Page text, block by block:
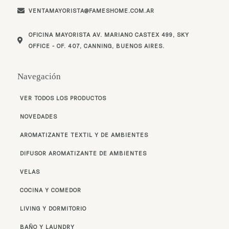
Navegación
VER TODOS LOS PRODUCTOS
NOVEDADES
AROMATIZANTE TEXTIL Y DE AMBIENTES
DIFUSOR AROMATIZANTE DE AMBIENTES
VELAS
COCINA Y COMEDOR
LIVING Y DORMITORIO
BAÑO Y LAUNDRY
VENTAMAYORISTA@FAMESHOME.COM.AR
OFICINA MAYORISTA AV. MARIANO CASTEX 499, SKY
OFFICE - OF. 407, CANNING, BUENOS AIRES.